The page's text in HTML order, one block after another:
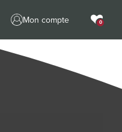
Mon compte 0